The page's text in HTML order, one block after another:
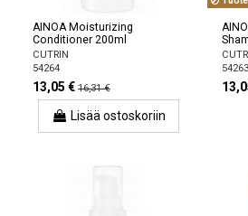
AINOA Moisturizing
Conditioner 200ml
CUTRIN
54264
13,05 € 16,31 €
Lisää ostoskoriin
54263